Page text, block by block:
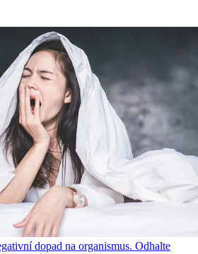
dopad na organismus. Odhalte